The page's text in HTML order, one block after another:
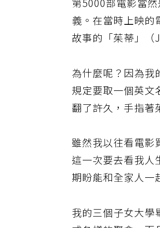
第5000部電影當
義。在當時上映
故事的「茱蒂」（
為什麼呢？因為我
規定要取一個英
翻了許久，手指著
雖然我以往看電影
這一次要去看我人
期盼能和全家人一
我的三個子女大